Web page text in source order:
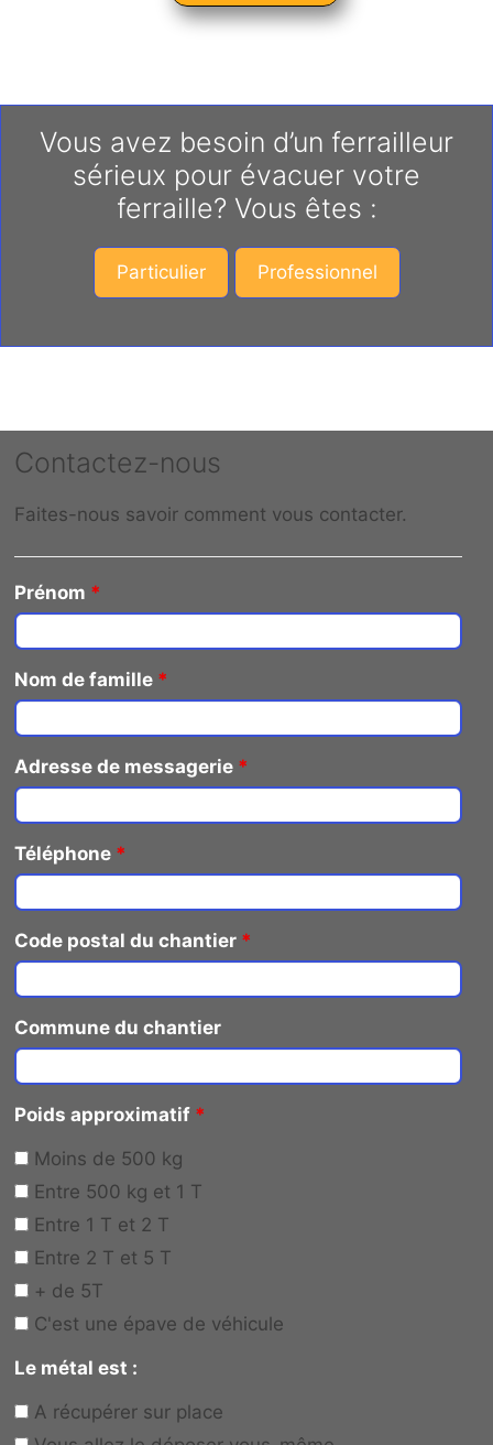
Vous avez besoin d’un ferrailleur
sérieux pour évacuer votre
ferraille? Vous êtes :
Particulier Professionnel
Contactez-nous
Faites-nous savoir comment vous contacter.
Prénom *
Nom de famille *
Adresse de messagerie *
Téléphone *
Code postal du chantier *
Commune du chantier
Poids approximatif *
Moins de 500 kg
Entre 500 kg et 1 T
Entre 1 T et 2 T
Entre 2 T et 5 T
+ de 5T
C'est une épave de véhicule
Le métal est :
A récupérer sur place